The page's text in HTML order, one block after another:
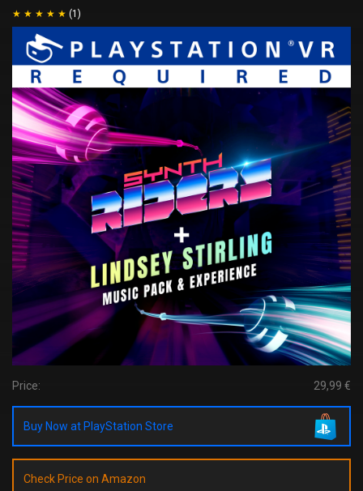
(1)
Price: 29,99 €
Buy Now at PlayStation Store
Check Price on Amazon